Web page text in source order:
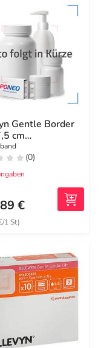
Gentle Border
cm
(0)
€
1 St)